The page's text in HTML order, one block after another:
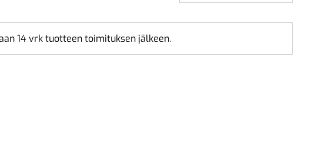
14 vrk tuotteen toimituksen jälkeen.